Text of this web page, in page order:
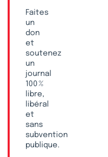
Faites
un
don
et
soutenez
un
journal
100 %
libre,
libéral
et
sans
subvention
publique.